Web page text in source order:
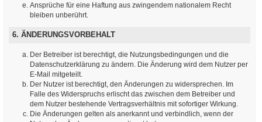
Ansprüche für eine Haftung aus zwingendem nationalem Recht
bleiben unberührt.
6. ÄNDERUNGSVORBEHALT
Der Betreiber ist berechtigt, die Nutzungsbedingungen und die
Datenschutzerklärung zu ändern. Die Änderung wird dem Nutzer per
E-Mail mitgeteilt.
Der Nutzer ist berechtigt, den Änderungen zu widersprechen. Im
Falle des Widerspruchs erlischt das zwischen dem Betreiber und
dem Nutzer bestehende Vertragsverhältnis mit sofortiger Wirkung.
Die Änderungen gelten als anerkannt und verbindlich, wenn der